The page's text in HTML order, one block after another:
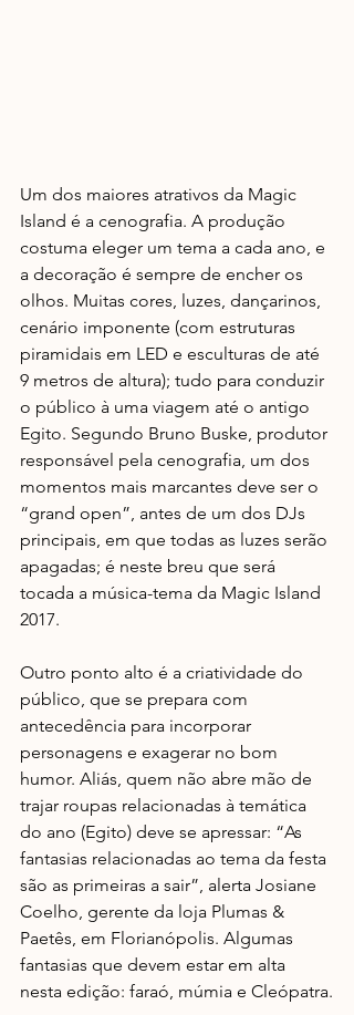
Um dos maiores atrativos da Magic
Island é a cenografia. A produção
costuma eleger um tema a cada ano, e
a decoração é sempre de encher os
olhos. Muitas cores, luzes, dançarinos,
cenário imponente (com estruturas
piramidais em LED e esculturas de até
9 metros de altura); tudo para conduzir
o público à uma viagem até o antigo
Egito. Segundo Bruno Buske, produtor
responsável pela cenografia, um dos
momentos mais marcantes deve ser o
“grand open”, antes de um dos DJs
principais, em que todas as luzes serão
apagadas; é neste breu que será
tocada a música-tema da Magic Island
2017.
Outro ponto alto é a criatividade do
público, que se prepara com
antecedência para incorporar
personagens e exagerar no bom
humor. Aliás, quem não abre mão de
trajar roupas relacionadas à temática
do ano (Egito) deve se apressar: “As
fantasias relacionadas ao tema da festa
são as primeiras a sair”, alerta Josiane
Coelho, gerente da loja Plumas &
Paetês, em Florianópolis. Algumas
fantasias que devem estar em alta
nesta edição: faraó, múmia e Cleópatra.